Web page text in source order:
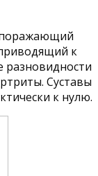
поражающий
к
разновидности
Суставы
к нулю.